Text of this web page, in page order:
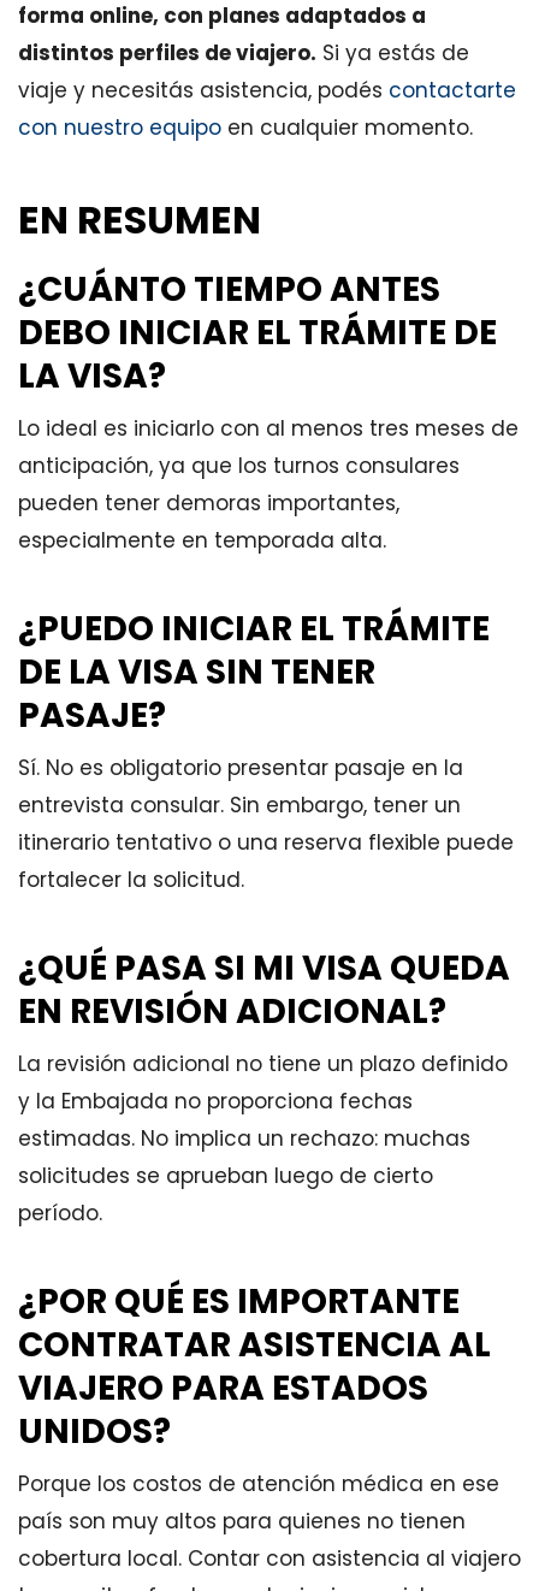
forma online, con planes adaptados a
distintos perfiles de viajero. Si ya estás de
viaje y necesitás asistencia, podés contactarte
con nuestro equipo en cualquier momento.
EN RESUMEN
¿CUÁNTO TIEMPO ANTES
DEBO INICIAR EL TRÁMITE DE
LA VISA?
Lo ideal es iniciarlo con al menos tres meses de
anticipación, ya que los turnos consulares
pueden tener demoras importantes,
especialmente en temporada alta.
¿PUEDO INICIAR EL TRÁMITE
DE LA VISA SIN TENER
PASAJE?
Sí. No es obligatorio presentar pasaje en la
entrevista consular. Sin embargo, tener un
itinerario tentativo o una reserva flexible puede
fortalecer la solicitud.
¿QUÉ PASA SI MI VISA QUEDA
EN REVISIÓN ADICIONAL?
La revisión adicional no tiene un plazo definido
y la Embajada no proporciona fechas
estimadas. No implica un rechazo: muchas
solicitudes se aprueban luego de cierto
período.
¿POR QUÉ ES IMPORTANTE
CONTRATAR ASISTENCIA AL
VIAJERO PARA ESTADOS
UNIDOS?
Porque los costos de atención médica en ese
país son muy altos para quienes no tienen
cobertura local. Contar con asistencia al viajero